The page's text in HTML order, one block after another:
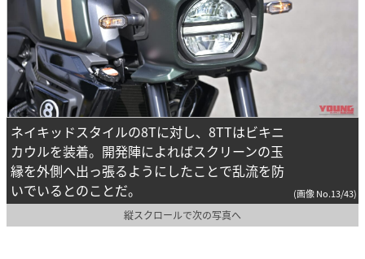
ネイキッドスタイルの8Tに対し、8TTはビキニ
カウルを装着。開発陣によればスクリーンの玉
縁を外側へ出っ張るようにしたことで乱流を防
いでいるとのことだ。
(画像 No.13/43)
縦スクロールで次の写真へ